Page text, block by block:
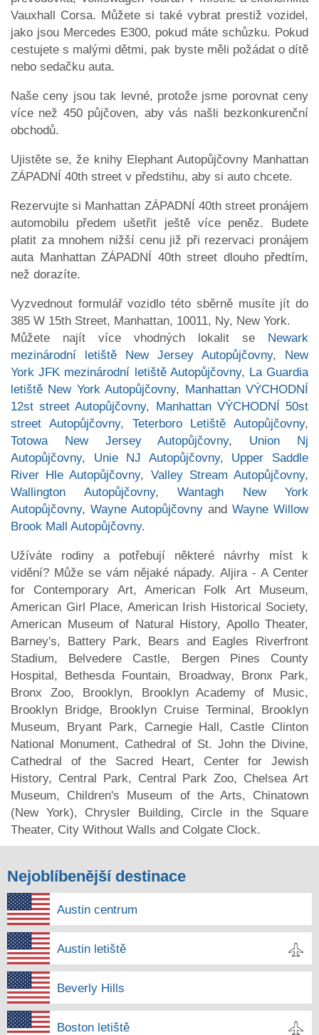
Vauxhall Corsa. Můžete si také vybrat prestiž vozidel,
jako jsou Mercedes E300, pokud máte schůzku. Pokud
cestujete s malými dětmi, pak byste měli požádat o dítě
nebo sedačku auta.
Naše ceny jsou tak levné, protože jsme porovnat ceny
více než 450 půjčoven, aby vás našli bezkonkurenční
obchodů.
Ujistěte se, že knihy Elephant Autopůjčovny Manhattan
ZÁPADNÍ 40th street v předstihu, aby si auto chcete.
Rezervujte si Manhattan ZÁPADNÍ 40th street pronájem
automobilu předem ušetřit ještě více peněz. Budete
platit za mnohem nižší cenu již při rezervaci pronájem
auta Manhattan ZÁPADNÍ 40th street dlouho předtím,
než dorazíte.
Vyzvednout formulář vozidlo této sběrně musíte jít do
385 W 15th Street, Manhattan, 10011, Ny, New York.
Můžete najít více vhodných lokalit se Newark
mezinárodní letiště New Jersey Autopůjčovny, New
York JFK mezinárodní letiště Autopůjčovny, La Guardia
letiště New York Autopůjčovny, Manhattan VÝCHODNÍ
12st street Autopůjčovny, Manhattan VÝCHODNÍ 50st
street Autopůjčovny, Teterboro Letiště Autopůjčovny,
Totowa New Jersey Autopůjčovny, Union Nj
Autopůjčovny, Unie NJ Autopůjčovny, Upper Saddle
River Hle Autopůjčovny, Valley Stream Autopůjčovny,
Wallington Autopůjčovny, Wantagh New York
Autopůjčovny, Wayne Autopůjčovny and Wayne Willow
Brook Mall Autopůjčovny.
Užíváte rodiny a potřebují některé návrhy míst k
vidění? Může se vám nějaké nápady. Aljira - A Center
for Contemporary Art, American Folk Art Museum,
American Girl Place, American Irish Historical Society,
American Museum of Natural History, Apollo Theater,
Barney's, Battery Park, Bears and Eagles Riverfront
Stadium, Belvedere Castle, Bergen Pines County
Hospital, Bethesda Fountain, Broadway, Bronx Park,
Bronx Zoo, Brooklyn, Brooklyn Academy of Music,
Brooklyn Bridge, Brooklyn Cruise Terminal, Brooklyn
Museum, Bryant Park, Carnegie Hall, Castle Clinton
National Monument, Cathedral of St. John the Divine,
Cathedral of the Sacred Heart, Center for Jewish
History, Central Park, Central Park Zoo, Chelsea Art
Museum, Children's Museum of the Arts, Chinatown
(New York), Chrysler Building, Circle in the Square
Theater, City Without Walls and Colgate Clock.
Nejoblíbenější destinace
Austin centrum
Austin letiště
Beverly Hills
Boston letiště